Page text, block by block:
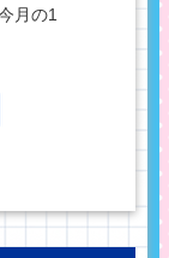
月の1